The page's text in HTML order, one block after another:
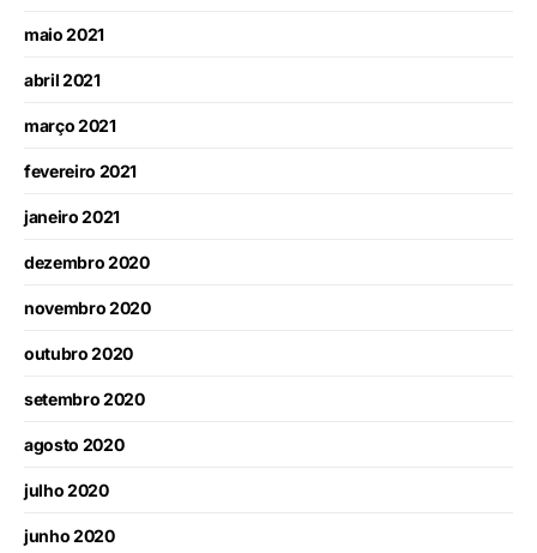
maio 2021
abril 2021
março 2021
fevereiro 2021
janeiro 2021
dezembro 2020
novembro 2020
outubro 2020
setembro 2020
agosto 2020
julho 2020
junho 2020